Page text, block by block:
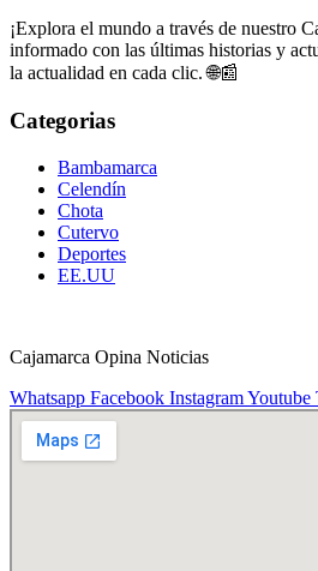
¡Explora el mundo a través de nuestro
informado con las últimas historias y
la actualidad en cada clic. 🌐📰
Categorias
Bambamarca
Celendín
Chota
Cutervo
Deportes
EE.UU
Cajamarca Opina Noticias
Whatsapp Facebook InstagramYoutube